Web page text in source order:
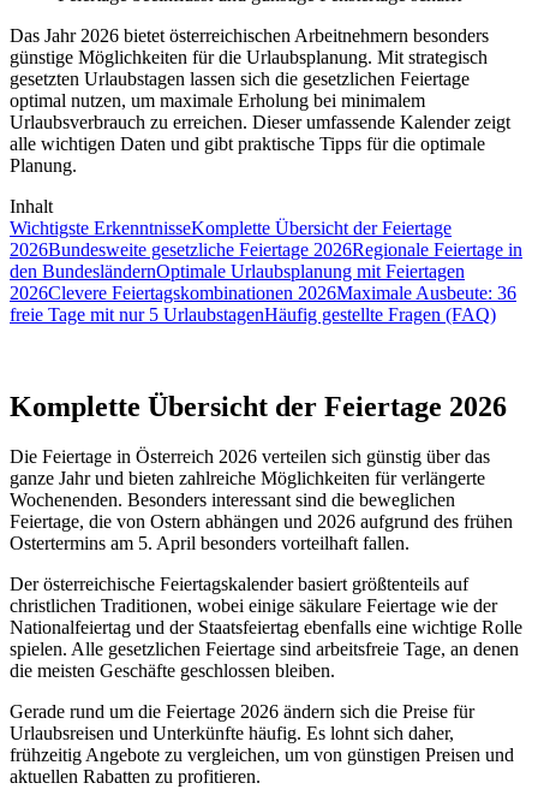
Das Jahr 2026 bietet österreichischen Arbeitnehmern besonders
günstige Möglichkeiten für die Urlaubsplanung. Mit strategisch
gesetzten Urlaubstagen lassen sich die gesetzlichen Feiertage
optimal nutzen, um maximale Erholung bei minimalem
Urlaubsverbrauch zu erreichen. Dieser umfassende Kalender zeigt
alle wichtigen Daten und gibt praktische Tipps für die optimale
Planung.
Inhalt
Wichtigste ErkenntnisseKomplette Übersicht der Feiertage
2026Bundesweite gesetzliche Feiertage 2026Regionale Feiertage in
den BundesländernOptimale Urlaubsplanung mit Feiertagen
2026Clevere Feiertagskombinationen 2026Maximale Ausbeute: 36
freie Tage mit nur 5 UrlaubstagenHäufig gestellte Fragen (FAQ)
Komplette Übersicht der Feiertage 2026
Die Feiertage in Österreich 2026 verteilen sich günstig über das
ganze Jahr und bieten zahlreiche Möglichkeiten für verlängerte
Wochenenden. Besonders interessant sind die beweglichen
Feiertage, die von Ostern abhängen und 2026 aufgrund des frühen
Ostertermins am 5. April besonders vorteilhaft fallen.
Der österreichische Feiertagskalender basiert größtenteils auf
christlichen Traditionen, wobei einige säkulare Feiertage wie der
Nationalfeiertag und der Staatsfeiertag ebenfalls eine wichtige Rolle
spielen. Alle gesetzlichen Feiertage sind arbeitsfreie Tage, an denen
die meisten Geschäfte geschlossen bleiben.
Gerade rund um die Feiertage 2026 ändern sich die Preise für
Urlaubsreisen und Unterkünfte häufig. Es lohnt sich daher,
frühzeitig Angebote zu vergleichen, um von günstigen Preisen und
aktuellen Rabatten zu profitieren.